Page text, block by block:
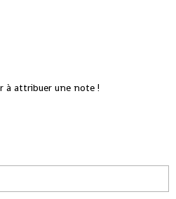
à attribuer une note !